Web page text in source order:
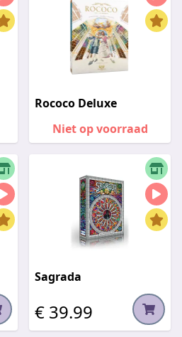
Rococo Deluxe
Niet op voorraad
Sagrada
€ 39.99